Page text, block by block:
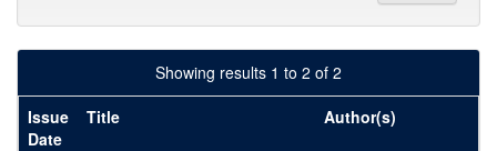
Showing results 1 to 2 of 2
Issue
Date
Title Author(s)